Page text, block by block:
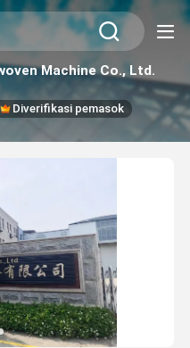
Machine Co., Ltd.
Diverifikasi pemasok